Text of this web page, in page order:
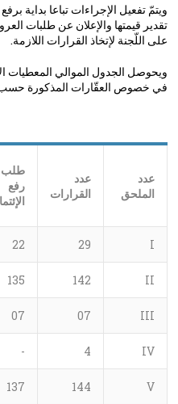
ويتمّ تفعيل الإجراءات تباعا بداية
تقدير قيمتها والإعلان عن طلبات
على اللّجنة لإتخاذ القرارات اللازمة.
ويحوصل الجدول الموالي المعطيات
في خصوص العقّارات المذكورة
عدد
الملحق
عدد
القرارات
طلب
رفع
I
29
22
II
142
135
III
07
07
IV
4
-
V
144
137